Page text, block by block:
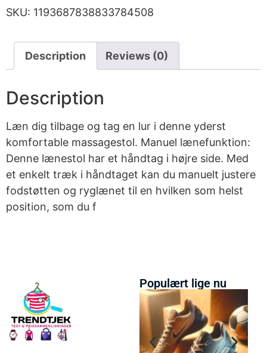
SKU: 1193687838833784508
Description Reviews (0)
Description
Læn dig tilbage og tag en lur i denne yderst
komfortable massagestol. Manuel lænefunktion:
Denne lænestol har et håndtag i højre side. Med
et enkelt træk i håndtaget kan du manuelt justere
fodstøtten og ryglænet til en hvilken som helst
position, som du f
Populært lige nu